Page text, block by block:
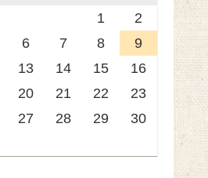
1
2
6 7 8
9
13 14 15
16
20 21 22
23
27 28 29
30